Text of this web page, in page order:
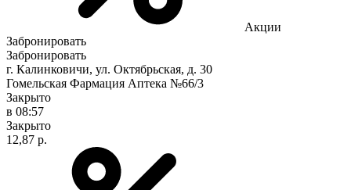
Акции
Забронировать
Забронировать
г. Калинковичи, ул. Октябрьская, д. 30
Гомельская Фармация Аптека №66/3
Закрыто
в 08:57
Закрыто
12,87 р.